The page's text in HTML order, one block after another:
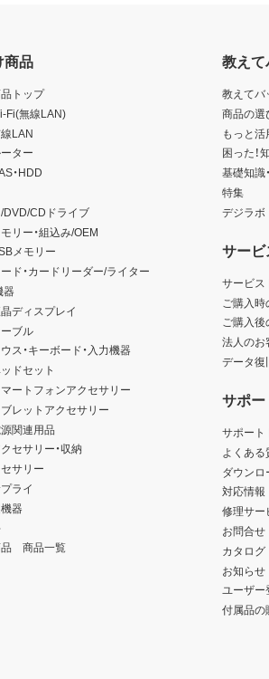
商品
トップ
Fi(無線LAN)
LAN
ター
・HDD
DVD/CDドライブ
リー・組込み/OEM
メモリー
ド・カードリーダー/ライター
器
ディスプレイ
ブル
ス・キーボード・入力機器
ドセット
ートフォンアクセサリー
レットアクセサリー
関連用品
セサリー・収納
サリー
ライ
器
品 商品一覧
教え
教えて
商品の選
もっと活
困った！
基礎知識
特集
デジラボ
サービ
サービス
ご購入時
ご購入後
法人のお
データ復
サポー
サポート
よくある
ダウンロ
対応情報
修理サー
お問合せ
カタログ
お知らせ
ユーザー
付属品の